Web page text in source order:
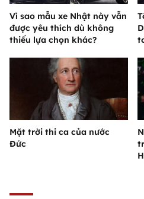
Vì sao mẫu xe Nhật này vẫn
được yêu thích dù không
thiếu lựa chọn khác?
Mặt trời thi ca của nước
Đức